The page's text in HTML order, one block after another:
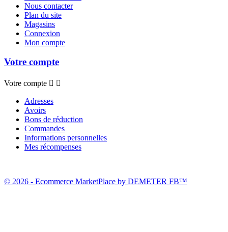
Nous contacter
Plan du site
Magasins
Connexion
Mon compte
Votre compte
Votre compte  
Adresses
Avoirs
Bons de réduction
Commandes
Informations personnelles
Mes récompenses
© 2026 - Ecommerce MarketPlace by DEMETER FB™